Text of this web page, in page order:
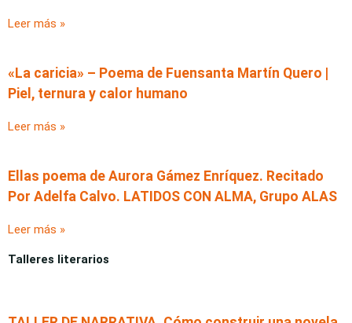
Leer más »
«La caricia» – Poema de Fuensanta Martín Quero |
Piel, ternura y calor humano
Leer más »
Ellas poema de Aurora Gámez Enríquez. Recitado
Por Adelfa Calvo. LATIDOS CON ALMA, Grupo ALAS
Leer más »
Talleres literarios